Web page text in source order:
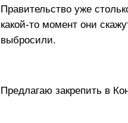
Правительство уже
какой-то момент они
выбросили.
Предлагаю закрепить в